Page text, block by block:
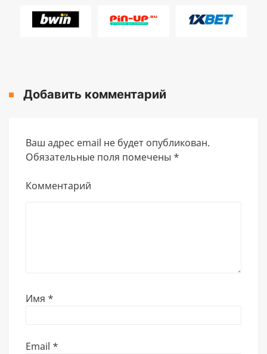
Добавить комментарий
Ваш адрес email не будет опубликован.
Обязательные поля помечены *
Комментарий
Имя *
Email *